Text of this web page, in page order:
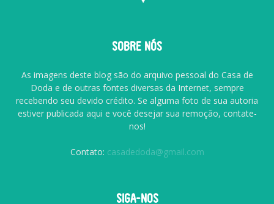
SOBRE NÓS
As imagens deste blog são do arquivo pessoal do Casa de
Doda e de outras fontes diversas da Internet, sempre
recebendo seu devido crédito. Se alguma foto de sua autoria
estiver publicada aqui e você desejar sua remoção, contate-
nos!
Contato: casadedoda@gmail.com
SIGA-NOS